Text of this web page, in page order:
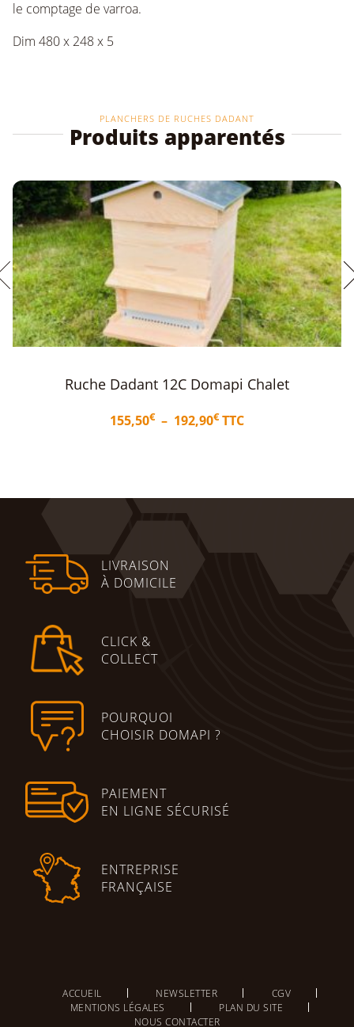
le comptage de varroa.
Dim 480 x 248 x 5
PLANCHERS DE RUCHES DADANT
Produits apparentés
Plaque / Tiroir pour plancher bois Dadant
12c
5,20€ TTC
LIVRAISON
À DOMICILE
CLICK &
COLLECT
POURQUOI
CHOISIR DOMAPI ?
PAIEMENT
EN LIGNE SÉCURISÉ
ENTREPRISE
FRANÇAISE
ACCUEIL NEWSLETTER
CGV
MENTIONS LÉGALES
PLAN DU SITE
NOUS CONTACTER